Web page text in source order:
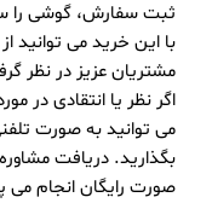
ثبت سفارش، گوشی را
با این خرید می توانید
مشتریان عزیز در نظر
اگر نظر یا انتقادی در
می توانید به صورت
بگذارید. دریافت
صورت رایگان انجام می